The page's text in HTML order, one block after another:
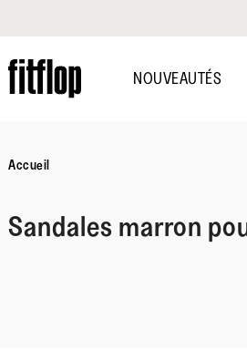
to
main
NOUVEAUTÉS
Accueil
Sandales marron